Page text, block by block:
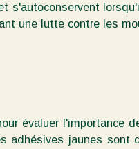
une lutte contre les
évaluer
jaunes